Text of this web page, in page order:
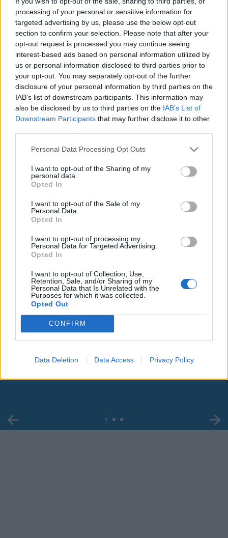
processing of your personal or sensitive information for
targeted advertising by us, please use the below opt-out
section to confirm your selection. Please note that after your
opt-out request is processed you may continue seeing
interest-based ads based on personal information utilized by
us or personal information disclosed to third parties prior to
your opt-out. You may separately opt-out of the further
disclosure of your personal information by third parties on the
IAB’s list of downstream participants. This information may
also be disclosed by us to third parties on the IAB’s List of
Downstream Participants that may further disclose it to other
Personal Data Processing Opt Outs
I want to opt-out of the Sharing of my
personal data.
Opted In
I want to opt-out of the Sale of my
Personal Data.
Opted In
I want to opt-out of processing my
Personal Data for Targeted Advertising.
Opted In
I want to opt-out of Collection, Use,
Retention, Sale, and/or Sharing of my
Personal Data that Is Unrelated with the
Purposes for which it was collected.
Opted Out
CONFIRM
Data Deletion Data Access Privacy Policy
Leonardo Maria Del Vecchio dall'ex compagna